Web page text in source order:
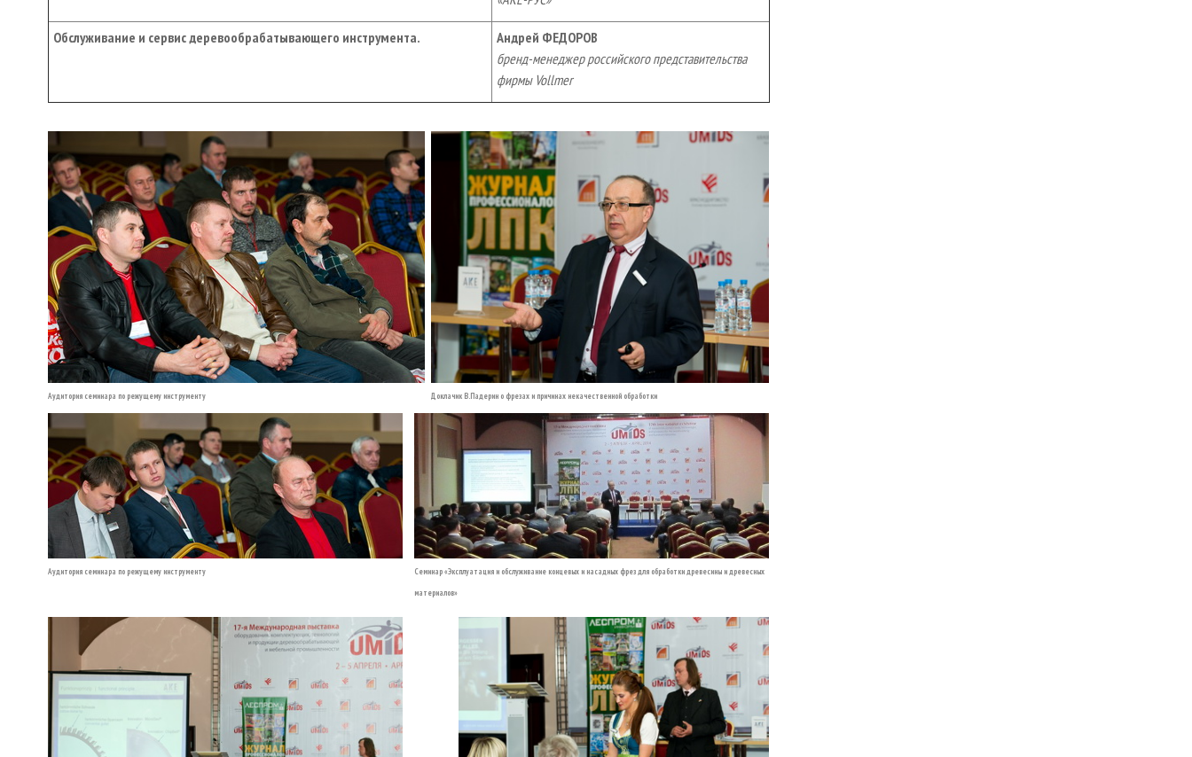
Обслуживание и сервис деревообрабатывающего инструмента.
Андрей ФЕДОРОВ
бренд-менеджерроссийского представительства
фирмы Vollmer
Доклачик В.Падерин о фрезах и причинах некачественной обработки
Аудитория семинара по режущему инструменту
Семинар «Эксплуатация и обслуживание концевых и насадных фрез для обработки древесины и древесных
материалов»
Аудитория семинара по режущему инструменту